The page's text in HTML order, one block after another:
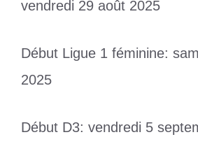
vendredi 29 août 2025
Début Ligue 1 féminine:
2025
Début D3: vendredi 5